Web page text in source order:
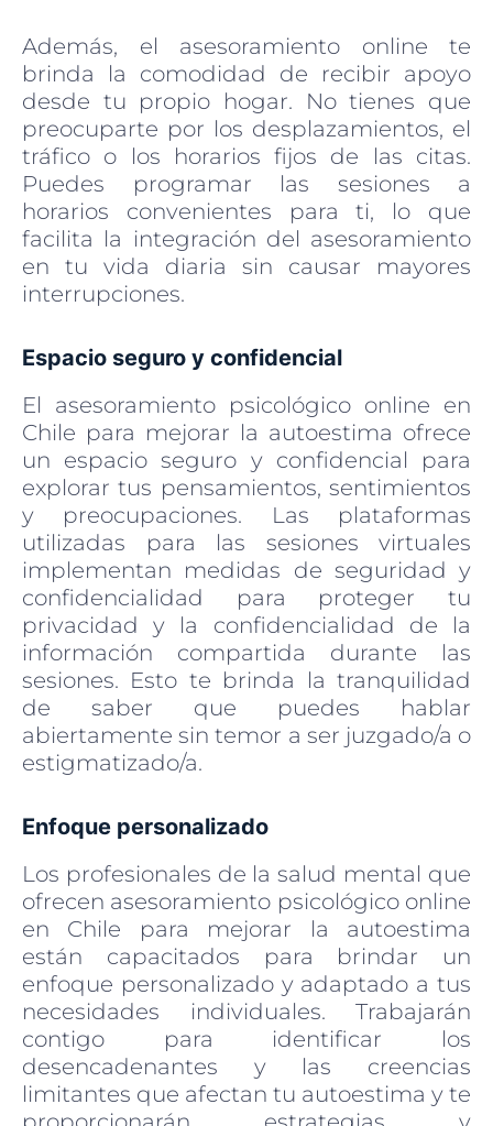
Además, el asesoramiento online te
brinda la comodidad de recibir apoyo
desde tu propio hogar. No tienes que
preocuparte por los desplazamientos, el
tráfico o los horarios fijos de las citas.
Puedes programar las sesiones a
horarios convenientes para ti, lo que
facilita la integración del asesoramiento
en tu vida diaria sin causar mayores
interrupciones.
Espacio seguro y confidencial
El asesoramiento psicológico online en
Chile para mejorar la autoestima ofrece
un espacio seguro y confidencial para
explorar tus pensamientos, sentimientos
y preocupaciones. Las plataformas
utilizadas para las sesiones virtuales
implementan medidas de seguridad y
confidencialidad para proteger tu
privacidad y la confidencialidad de la
información compartida durante las
sesiones. Esto te brinda la tranquilidad
de saber que puedes hablar
abiertamente sin temor a ser juzgado/a o
estigmatizado/a.
Enfoque personalizado
Los profesionales de la salud mental que
ofrecen asesoramiento psicológico online
en Chile para mejorar la autoestima
están capacitados para brindar un
enfoque personalizado y adaptado a tus
necesidades individuales. Trabajarán
contigo para identificar los
desencadenantes y las creencias
limitantes que afectan tu autoestima y te